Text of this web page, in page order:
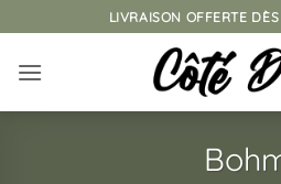
au
contenu
LIVRAISON OFFERTE